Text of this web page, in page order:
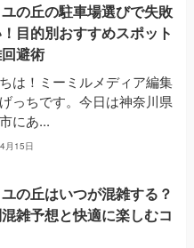
の丘の駐車場選びで失敗
目的別おすすめスポット
避術
は！ミーミルメディア編集
っちです。今日は神奈川県
にあ...
月15日
の丘はいつが混雑する？
雑予想と快適に楽しむコ